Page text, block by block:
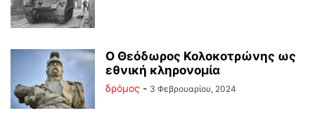
Ο Θεόδωρος Κολοκοτρώνης ως
εθνική κληρονομία
δρόμος - 3 Φεβρουαρίου, 2024